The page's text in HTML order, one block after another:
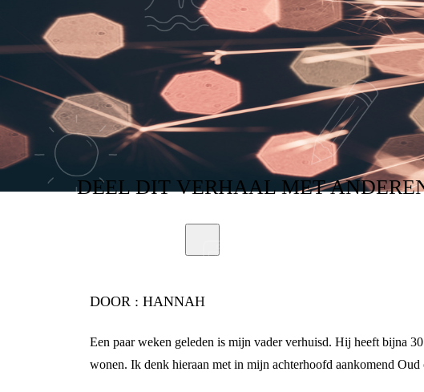
DEELDIT VERHAALMET
DOOR : HANNAH
Een paar weken geleden is mijn vader verhuisd. Hij heeft bijna
wonen. Ik denk hieraan met in mijn achterhoofd aankomend